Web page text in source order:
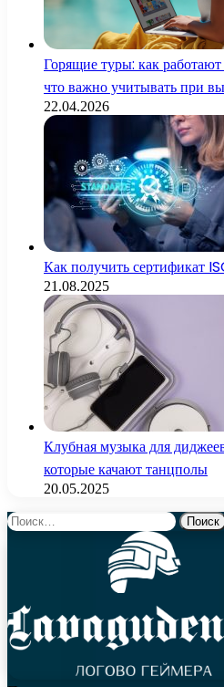
Горящие туры: как
что важно учитывать при
22.04.2026
Как получить сертификат
21.08.2025
Клубная музыка для
которые качают танцполы
20.05.2025
Найти: